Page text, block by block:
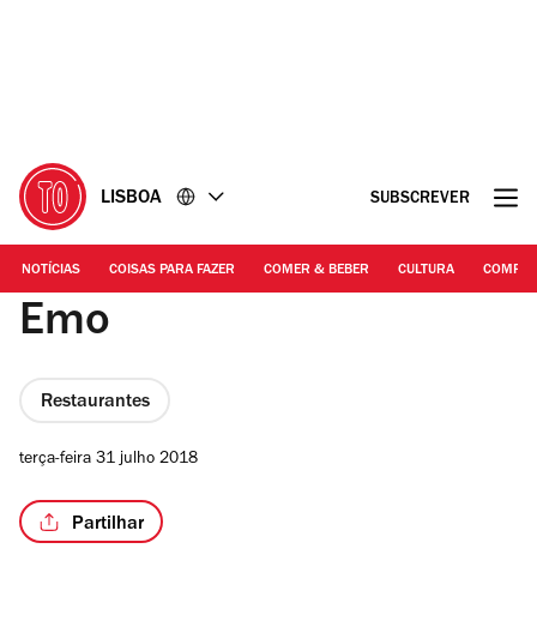
LISBOA SUBSCREVER
NOTÍCIAS COISAS PARA FAZER COMER & BEBER CULTURA
Emo
Restaurantes
terça-feira 31 julho 2018
Partilhar